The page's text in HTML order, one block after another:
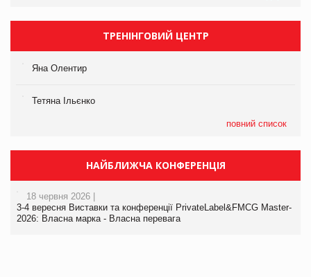
ТРЕНІНГОВИЙ ЦЕНТР
Яна Олентир
Тетяна Ільєнко
повний список
НАЙБЛИЖЧА КОНФЕРЕНЦІЯ
18 червня 2026 |
3-4 вересня Виставки та конференції PrivateLabel&FMCG Master-
2026: Власна марка - Власна перевага